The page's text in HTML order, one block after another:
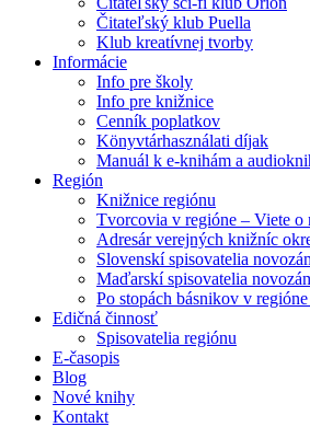
Čitateľský klub Puella
Klub kreatívnej tvorby
Informácie
Info pre školy
Info pre knižnice
Cenník poplatkov
Könyvtárhasználati díjak
Manuál k e-knihám a
Región
Knižnice regiónu
Tvorcovia v regióne – Viete o
Adresár verejných knižníc
Slovenskí spisovatelia
Maďarskí spisovatelia
Po stopách básnikov v
Edičná činnosť
Spisovatelia regiónu
E-časopis
Blog
Nové knihy
Kontakt